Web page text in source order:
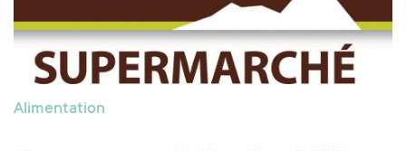
Alimentation